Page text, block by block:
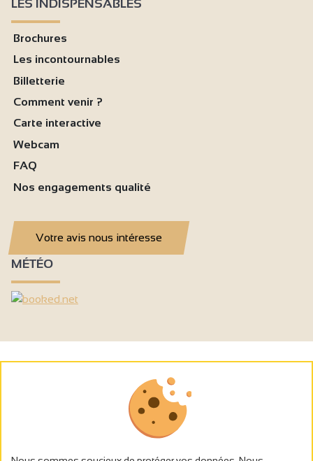
LES INDISPENSABLES
Brochures
Les incontournables
Billetterie
Comment venir ?
Carte interactive
Webcam
FAQ
Nos engagements qualité
Votre avis nous intéresse
MÉTÉO